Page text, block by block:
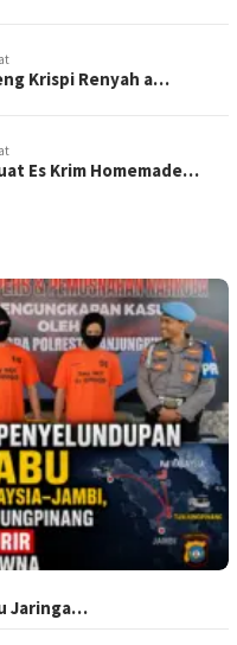
Krispi Renyah a…
Es Krim Homemade…
Jaringa…